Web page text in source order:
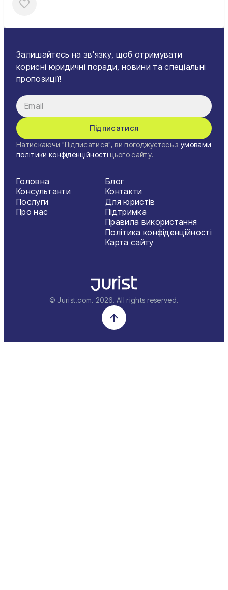
Залишайтесь на зв'язку, щоб отримувати
корисні юридичні поради, новини та спеціальні
пропозиції!
Підписатися
Натискаючи "Підписатися", ви погоджуєтесь з умовами
політики конфіденційності цього сайту.
Головна
Консультанти
Послуги
Про нас
Блог
Контакти
Для юристів
Підтримка
Правила використання
Політика конфіденційності
Карта сайту
© Jurist.com. 2026. All rights reserved.